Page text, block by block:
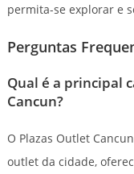
permita-se explorar e
Perguntas
Qual é a principal
Cancun?
O Plazas Outlet
outlet da cidade,